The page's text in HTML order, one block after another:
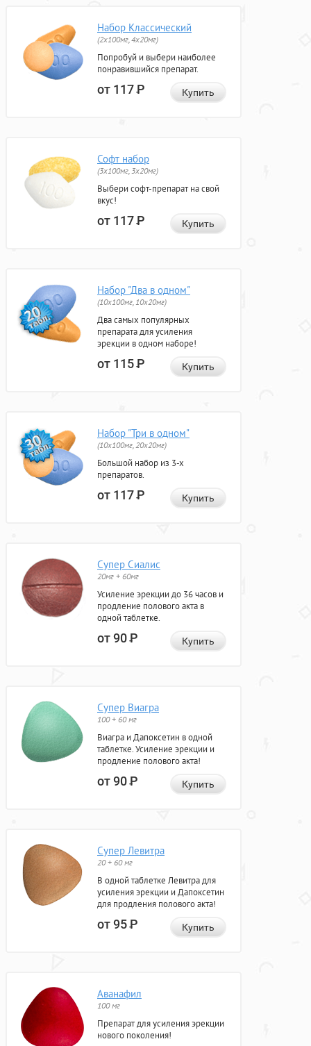
Набор Классический
(2x100мг, 4x20мг)
Попробуй и выбери наиболее
понравившийся препарат.
от 117Р Купить
Софт набор
(3x100мг, 3x20мг)
Выбери софт-препарат на свой
вкус!
от 117Р Купить
Набор "Два в одном"
(10x100мг, 10x20мг)
Два самых популярных
препарата для усиления
эрекции в одном наборе!
от 115Р Купить
Набор "Три в одном"
(10x100мг, 20x20мг)
Большой набор из 3-х
препаратов.
от 117Р Купить
Супер Сиалис
20мг + 60мг
Усиление эрекции до 36 часов и
продление полового акта в
одной таблетке.
от 90Р Купить
Супер Виагра
100 + 60 мг
Виагра и Дапоксетин в одной
таблетке. Усиление эрекции и
продление полового акта!
от 90Р Купить
Супер Левитра
20 + 60 мг
В одной таблетке Левитра для
усиления эрекции и Дапоксетин
для продления полового акта!
от 95Р Купить
Аванафил
100 мг
Препарат для усиления эрекции
нового поколения!